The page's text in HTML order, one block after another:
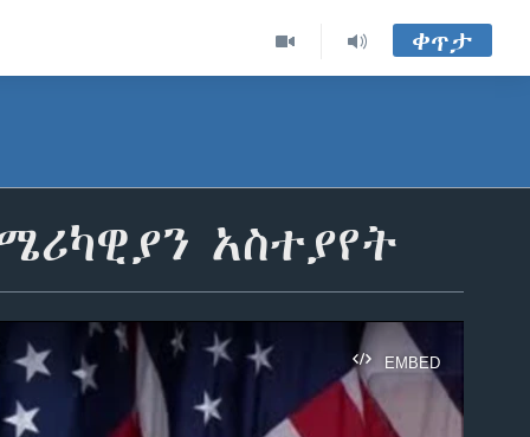
ቀጥታ
አስተያየት
EMBED